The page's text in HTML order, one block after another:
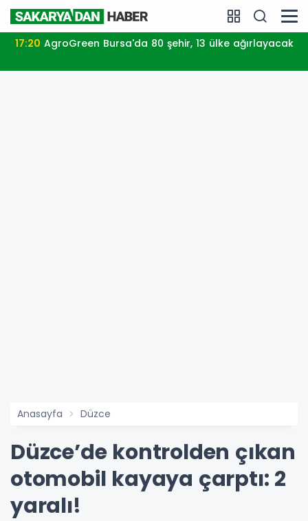
80 şehir, 13 ülke ağırlayacak 08:23Meteoroloji'den iki bölgeye kritik uyarı! Kuvvetli
Anasayfa Düzce
Düzce’de kontrolden çıkan
otomobil kayaya çarptı: 2
yaralı!